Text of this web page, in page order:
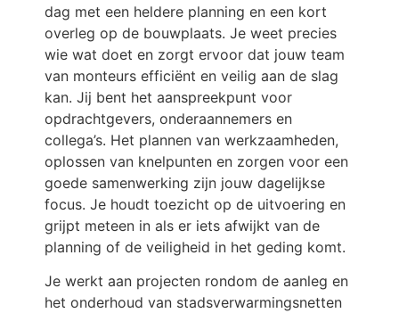
dag met een heldere planning en een kort
overleg op de bouwplaats. Je weet precies
wie wat doet en zorgt ervoor dat jouw team
van monteurs efficiënt en veilig aan de slag
kan. Jij bent het aanspreekpunt voor
opdrachtgevers, onderaannemers en
collega’s. Het plannen van werkzaamheden,
oplossen van knelpunten en zorgen voor een
goede samenwerking zijn jouw dagelijkse
focus. Je houdt toezicht op de uitvoering en
grijpt meteen in als er iets afwijkt van de
planning of de veiligheid in het geding komt.
Je werkt aan projecten rondom de aanleg en
het onderhoud van stadsverwarmingsnetten